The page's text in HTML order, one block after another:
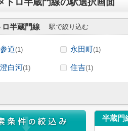
トロ半蔵門線の駅選択画面
ロ半蔵門線 駅で絞り込む
道(1) 永田町(1)
白河(1) 住吉(1)
半蔵門